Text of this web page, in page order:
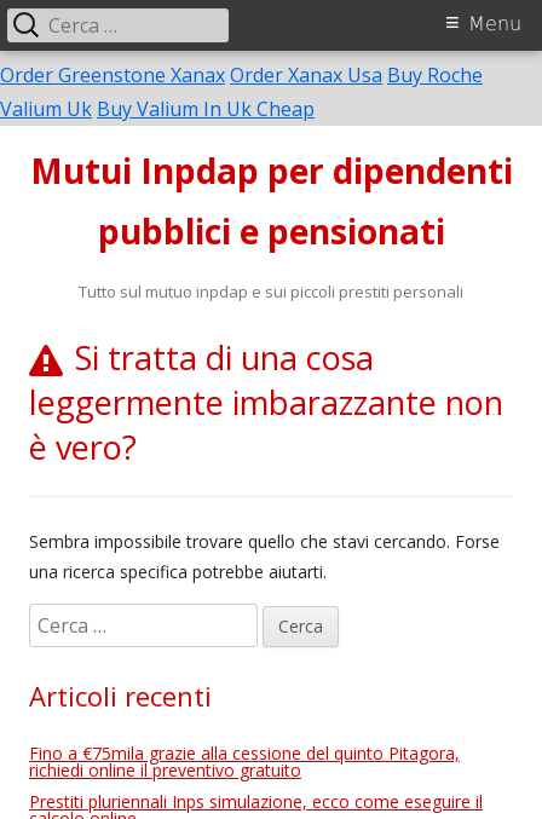
Order Greenstone XanaxOrder Xanax Usa Buy Roche
Valium Uk Buy Valium In Uk Cheap
contenuto
Mutui Inpdap per dipendenti
pubblici e pensionati
Tutto sul mutuo inpdap e sui piccoli prestiti personali
Menu
principale
Menu
Ricerca
per:
Si tratta di una cosa
leggermente imbarazzante non
è vero?
Sembra impossibile trovare quello che stavi cercando. Forse
una ricerca specifica potrebbe aiutarti.
i
e
c
a
Articoli recenti
Fino a €75mila grazie alla cessione del quinto Pitagora,
richiedi online il preventivo gratuito
Prestiti pluriennali Inps simulazione, ecco come eseguire il